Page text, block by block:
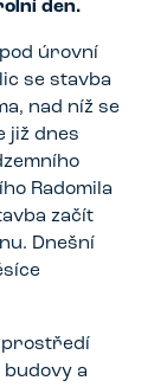
den.
úrovní
se stavba
nad níž se
již dnes
Radomila
začít
Dnešní
prostředí
a